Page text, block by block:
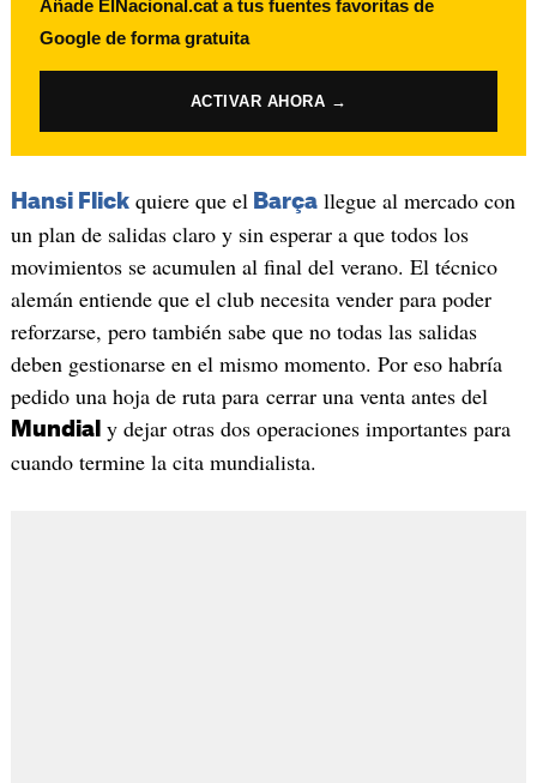
Añade ElNacional.cat a tus fuentes favoritas de
Google de forma gratuita
ACTIVAR AHORA →
Hansi Flickquiere que el Barçallegue al mercado con
un plan de salidas claro y sin esperar a que todos los
movimientos se acumulen al final del verano. El técnico
alemán entiende que el club necesita vender para poder
reforzarse, pero también sabe que no todas las salidas
deben gestionarse en el mismo momento. Por eso habría
pedido una hoja de ruta para cerrar una venta antes del
Mundial y dejar otras dos operaciones importantes para
cuando termine la cita mundialista.